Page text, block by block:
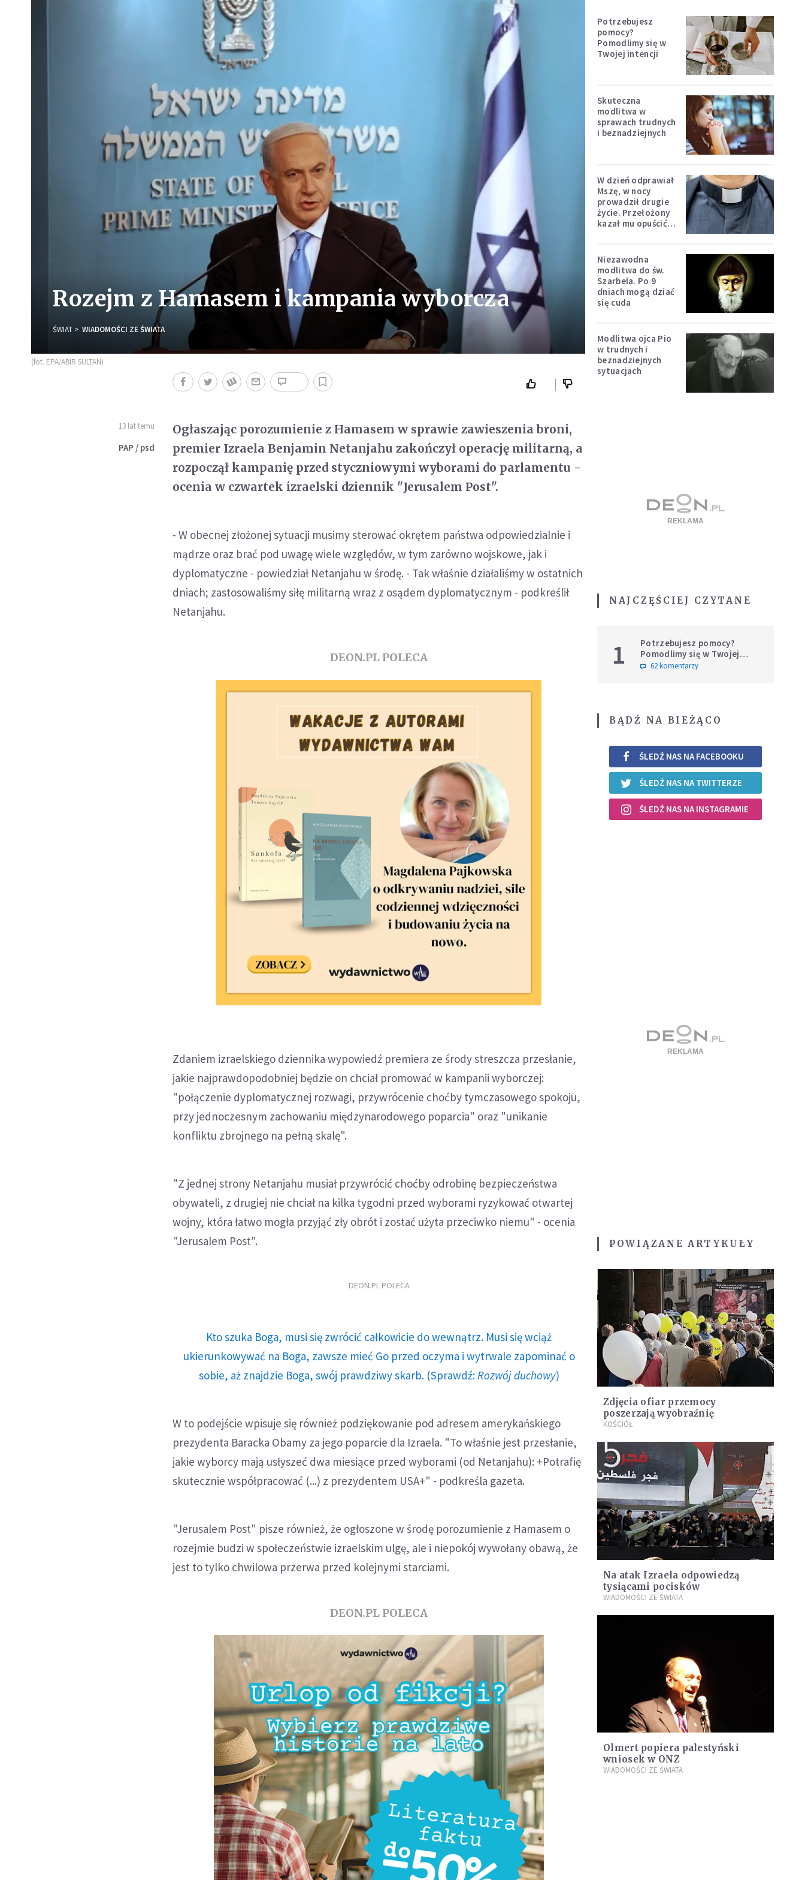
Rozejm z Hamasem i kampania wyborcza
ŚWIAT WIADOMOŚCI ZE ŚWIATA
(fot. EPA/ABIR SULTAN)
13 lat temu
PAP / psd
Ogłaszając porozumienie z Hamasem w sprawie zawieszenia broni,
premier Izraela Benjamin Netanjahu zakończył operację militarną, a
rozpoczął kampanię przed styczniowymi wyborami do parlamentu -
ocenia w czwartek izraelski dziennik "Jerusalem Post".
- W obecnej złożonej sytuacji musimy sterować okrętem państwa odpowiedzialnie i
mądrze oraz brać pod uwagę wiele względów, w tym zarówno wojskowe, jak i
dyplomatyczne - powiedział Netanjahu w środę. - Tak właśnie działaliśmy w ostatnich
dniach; zastosowaliśmy siłę militarną wraz z osądem dyplomatycznym - podkreślił
Netanjahu.
DEON.PL POLECA
Zdaniem izraelskiego dziennika wypowiedź premiera ze środy streszcza przesłanie,
jakie najprawdopodobniej będzie on chciał promować w kampanii wyborczej:
"połączenie dyplomatycznej rozwagi, przywrócenie choćby tymczasowego spokoju,
przy jednoczesnym zachowaniu międzynarodowego poparcia" oraz "unikanie
konfliktu zbrojnego na pełną skalę".
"Z jednej strony Netanjahu musiał przywrócić choćby odrobinę bezpieczeństwa
obywateli, z drugiej nie chciał na kilka tygodni przed wyborami ryzykować otwartej
wojny, która łatwo mogła przyjąć zły obrót i zostać użyta przeciwko niemu" - ocenia
"Jerusalem Post".
DEON.PL POLECA
Kto szuka Boga, musi się zwrócić całkowicie do wewnątrz. Musi się wciąż
ukierunkowywać na Boga, zawsze mieć Go przed oczyma i wytrwale zapominać o
sobie, aż znajdzie Boga, swój prawdziwy skarb. (Sprawdź: Rozwój duchowy)
W to podejście wpisuje się również podziękowanie pod adresem amerykańskiego
prezydenta Baracka Obamy za jego poparcie dla Izraela. "To właśnie jest przesłanie,
jakie wyborcy mają usłyszeć dwa miesiące przed wyborami (od Netanjahu): +Potrafię
skutecznie współpracować (...) z prezydentem USA+" - podkreśla gazeta.
"Jerusalem Post" pisze również, że ogłoszone w środę porozumienie z Hamasem o
rozejmie budzi w społeczeństwie izraelskim ulgę, ale i niepokój wywołany obawą, że
jest to tylko chwilowa przerwa przed kolejnymi starciami.
DEON.PL POLECA
Potrzebujesz
pomocy?
Pomodlimy się w
Twojej intencji
Skuteczna
modlitwa w
sprawach trudnych
i beznadziejnych
W dzień odprawiał
Mszę, w nocy
prowadził drugie
życie. Przełożony
kazał mu opuścić
Niezawodna
modlitwa do św.
Szarbela. Po 9
dniach mogą dziać
się cuda
Modlitwa ojca Pio
w trudnych i
beznadziejnych
sytuacjach
NAJCZĘŚCIEJ CZYTANE
1
Potrzebujesz pomocy?
Pomodlimy się w Twojej
intencji
62 komentarzy
BĄDŹ NA BIEŻĄCO
ŚLEDŹ NAS NA FACEBOOKU
ŚLEDŹ NAS NA TWITTERZE
ŚLEDŹ NAS NA INSTAGRAMIE
POWIĄZANE ARTYKUŁY
Zdjęcia ofiar przemocy
poszerzają wyobraźnię
KOŚCIÓŁ
Na atak Izraela odpowiedzą
tysiącami pocisków
WIADOMOŚCI ZE ŚWIATA
Olmert popiera palestyński
wniosek w ONZ
WIADOMOŚCI ZE ŚWIATA